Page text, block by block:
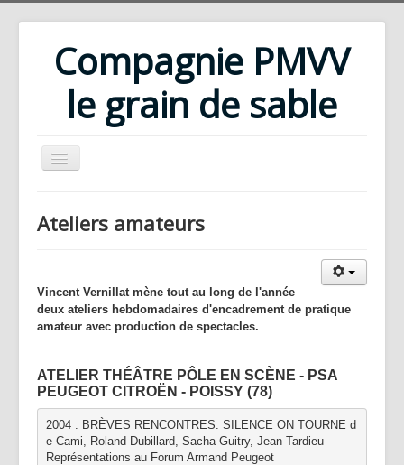
Compagnie PMVV
le grain de sable
Compagnie
Rencontres d'été
Ateliers
Téléchargements
Partenaires | Liens
Presse | Archives
Ateliers amateurs
Vincent Vernillat mène tout au long de l'année
deux ateliers hebdomadaires d'encadrement de pratique
amateur avec production de spectacles.
ATELIER THÉÂTRE PÔLE EN SCÈNE - PSA
PEUGEOT CITROËN - POISSY (78)
2004 : BRÈVES RENCONTRES. SILENCE ON TOURNE d
e Cami, Roland Dubillard, Sacha Guitry, Jean Tardieu
Représentations au Forum Armand Peugeot